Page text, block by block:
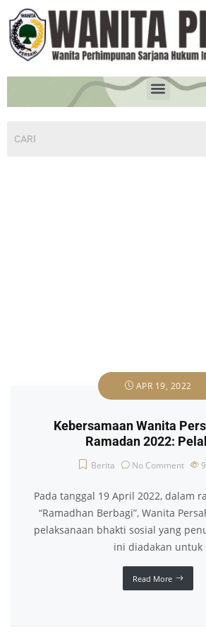
APR 19, 2022
Kebersamaan Wanita
Ramadan 2022:
Berita No Comment
Pada tanggal 19 April 2022, dalam
“Ramadhan Berbagi”, Wanita
pelaksanaan bhakti sosial yang
ini diadakan untuk
Read More